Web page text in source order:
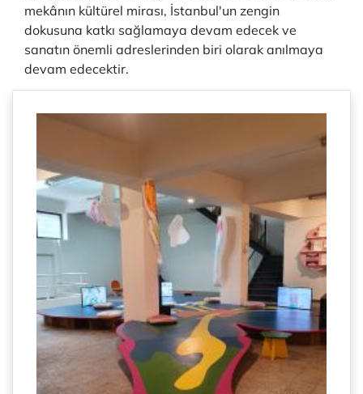
mekânın kültürel mirası, İstanbul'un zengin
dokusuna katkı sağlamaya devam edecek ve
sanatın önemli adreslerinden biri olarak anılmaya
devam edecektir.